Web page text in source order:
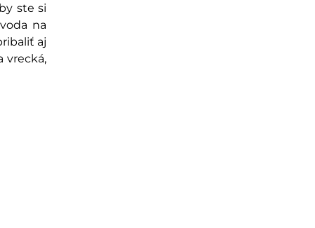
ste si
na
aj
vrecká,